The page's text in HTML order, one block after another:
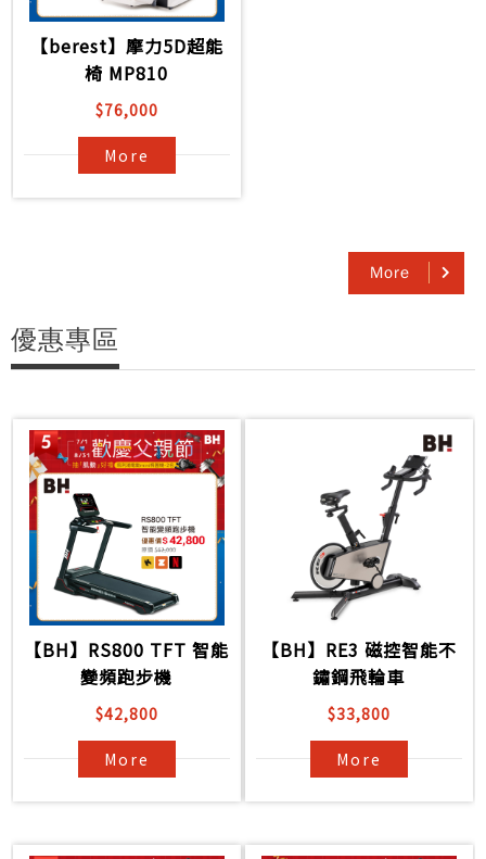
【berest】摩力5D超能
椅 MP810
$76,000
More
More
優惠專區
【BH】RS800 TFT 智能
變頻跑步機
$42,800
More
【BH】RE3 磁控智能不
鏽鋼飛輪車
$33,800
More